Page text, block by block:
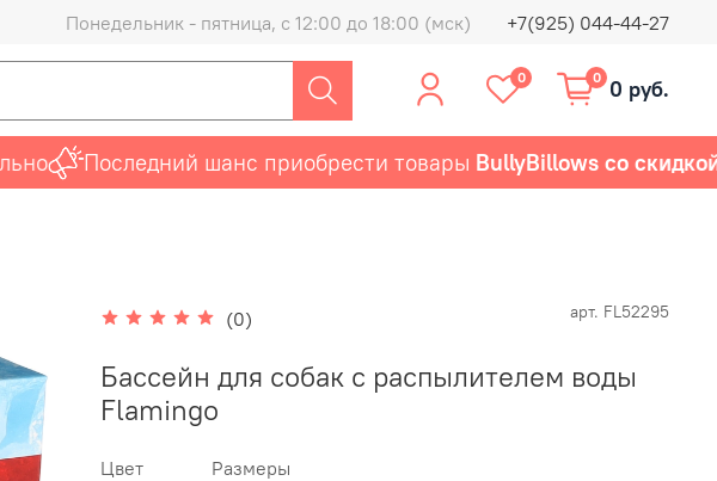
Понедельник - пятница, с 12:00 до 18:00 (мск) +7(925) 044-44-27
0 0 0 руб.
Последний шанс приобрести товарыBullyBillows со скидкой
(0) арт. FL52295
Бассейн для собак с распылителем воды
Flamingo
Цвет Размеры